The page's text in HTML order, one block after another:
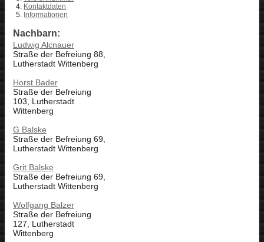
Kontaktdaten
Informationen
Nachbarn:
Ludwig Alcnauer
Straße der Befreiung 88,
Lutherstadt Wittenberg
Horst Bader
Straße der Befreiung
103, Lutherstadt
Wittenberg
G Balske
Straße der Befreiung 69,
Lutherstadt Wittenberg
Grit Balske
Straße der Befreiung 69,
Lutherstadt Wittenberg
Wolfgang Balzer
Straße der Befreiung
127, Lutherstadt
Wittenberg